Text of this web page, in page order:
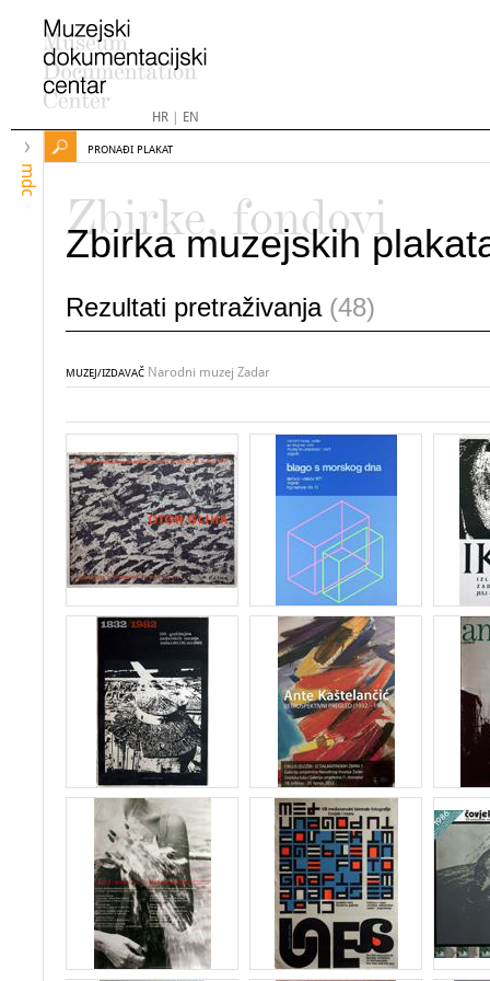
HR| EN
mdc
PRONAĐI PLAKAT
Zbirke, fondovi
Zbirka muzejskih
Rezultati pretraživanja (48)
MUZEJ/IZDAVAČ Narodni muzej Zadar